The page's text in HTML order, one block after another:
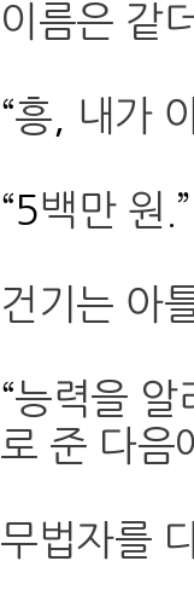
이름은 같
“흥 내가
“5백만 원 .”
건기는 아
“능력을 알
로 준 다음
무법자를